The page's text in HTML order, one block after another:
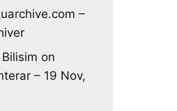
–
on
– 19 Nov,